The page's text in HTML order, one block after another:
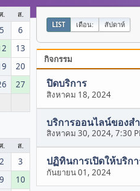
. ส.
5
6
13
20
27
. ส.
2
3
9
10
LIST เดือน: สัปดาห์
กิจกรรม
ปิดบริการ
สิงหาคม 18, 2024
บริการออนไลน์ของส
สิงหาคม 30, 2024, 7:30
ปฏิทินการเปิดให้บริก
กันยายน 01, 2024